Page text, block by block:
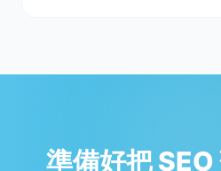
準備好把